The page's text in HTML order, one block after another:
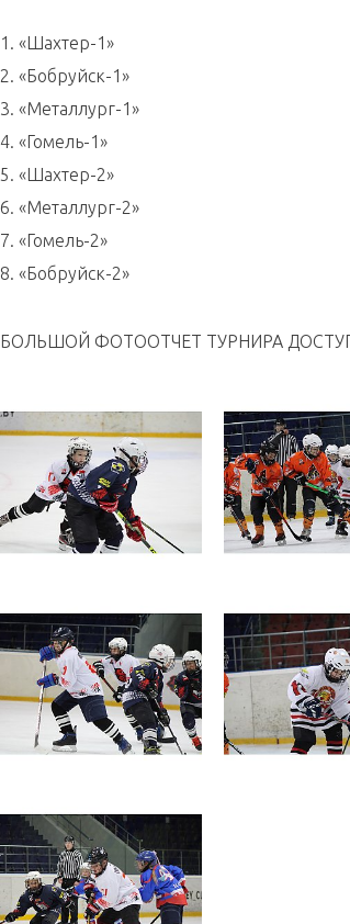
1. «Шахтер-1»
2. «Бобруйск-1»
3. «Металлург-1»
4. «Гомель-1»
5. «Шахтер-2»
6. «Металлург-2»
7. «Гомель-2»
8. «Бобруйск-2»
БОЛЬШОЙ ФОТООТЧЕТ ТУРНИРА